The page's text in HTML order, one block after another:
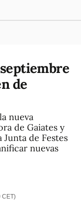
de
nueva
de Gaiates y
de Festes
nuevas
CET)